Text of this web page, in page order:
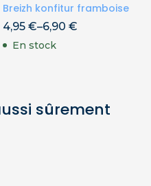
Breizh konfitur framboise
4,95 €–6,90 €
En stock
sûrement